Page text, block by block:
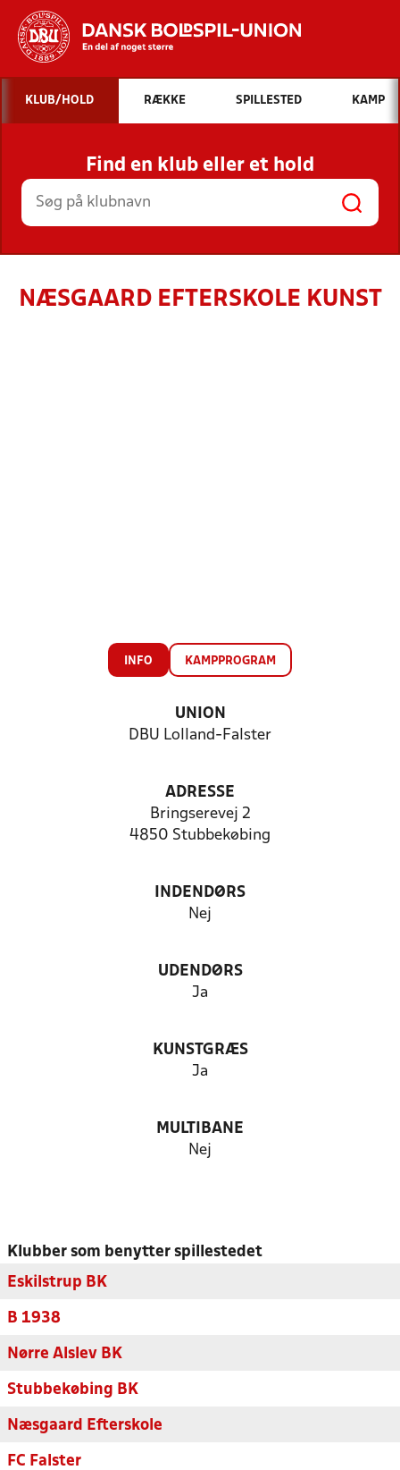
Hvad vil du søge efter?
INDHOLD OG NYHEDER
STILLINGER, RESULTATER, KLUBBER OG
HOLD
KLUB/HOLD RÆKKE SPILLESTED KAMP
Find en klub eller et hold
NÆSGAARD EFTERSKOLE KUNST
INFO KAMPPROGRAM
UNION
DBU Lolland-Falster
ADRESSE
Bringserevej 2
4850 Stubbekøbing
INDENDØRS
Nej
UDENDØRS
Ja
KUNSTGRÆS
Ja
MULTIBANE
Nej
Klubber som benytter spillestedet
Eskilstrup BK
B 1938
Nørre Alslev BK
Stubbekøbing BK
Næsgaard Efterskole
FC Falster